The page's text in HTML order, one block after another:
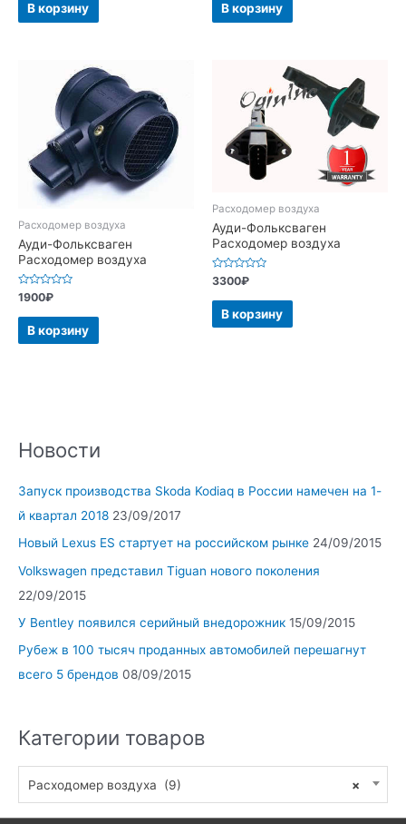
Новости
Запуск производства Skoda Kodiaq в России намечен на 1-
й квартал 2018 23/09/2017
Новый Lexus ES стартует на российском рынке 24/09/2015
Volkswagen представил Tiguan нового поколения
22/09/2015
У Bentley появился серийный внедорожник 15/09/2015
Рубеж в 100 тысяч проданных автомобилей перешагнут
всего 5 брендов 08/09/2015
Категории товаров
×
Расходомер воздуха (9)
В корзину В корзину
Расходомер воздуха
Ауди-Фольксваген
Расходомер воздуха
Оценка
0
из
1900₽
В корзину
Расходомер воздуха
Ауди-Фольксваген
Расходомер воздуха
Оценка
0
из
3300₽
В корзину